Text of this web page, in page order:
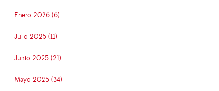
Enero 2026 (6)
Julio 2025 (11)
Junio 2025 (21)
Mayo 2025 (34)